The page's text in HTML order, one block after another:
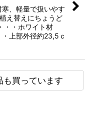
、軽量で扱いやす
え替えにちょうど
・・ホワイト材
上部外径約23,5ｃ
も買っています